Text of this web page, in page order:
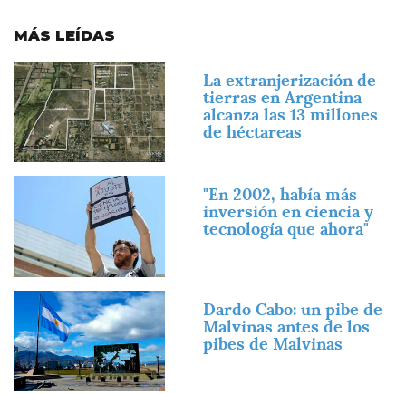
MÁS LEÍDAS
Imagen
La extranjerización de
tierras en Argentina
alcanza las 13 millones
de héctareas
"En 2002, había más
inversión en ciencia y
tecnología que ahora"
Imagen
Dardo Cabo: un pibe de
Malvinas antes de los
pibes de Malvinas